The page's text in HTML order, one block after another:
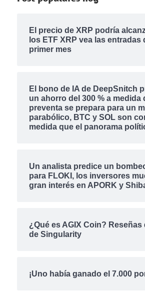
El precio de XRP podría
los ETF XRP vea las entradas
primer mes
El bono de IA de DeepSnitch
un ahorro del 300 % a medida
preventa se prepara para un
parabólico, BTC y SOL son
medida que el panorama
Un analista predice un
para FLOKI, los inversores
gran interés en APORK y
¿Qué es AGIX Coin?
de Singularity
¡Uno había ganado el 7.000